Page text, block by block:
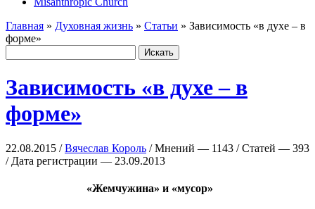
Главная » Духовная жизнь » Статьи » Зависимость «в духе – в
форме»
Зависимость «в духе – в
форме»
22.08.2015 /Вячеслав Король / Мнений — 1143 / Статей — 393
/ Дата регистрации — 23.09.2013
«Жемчужина» и «мусор»